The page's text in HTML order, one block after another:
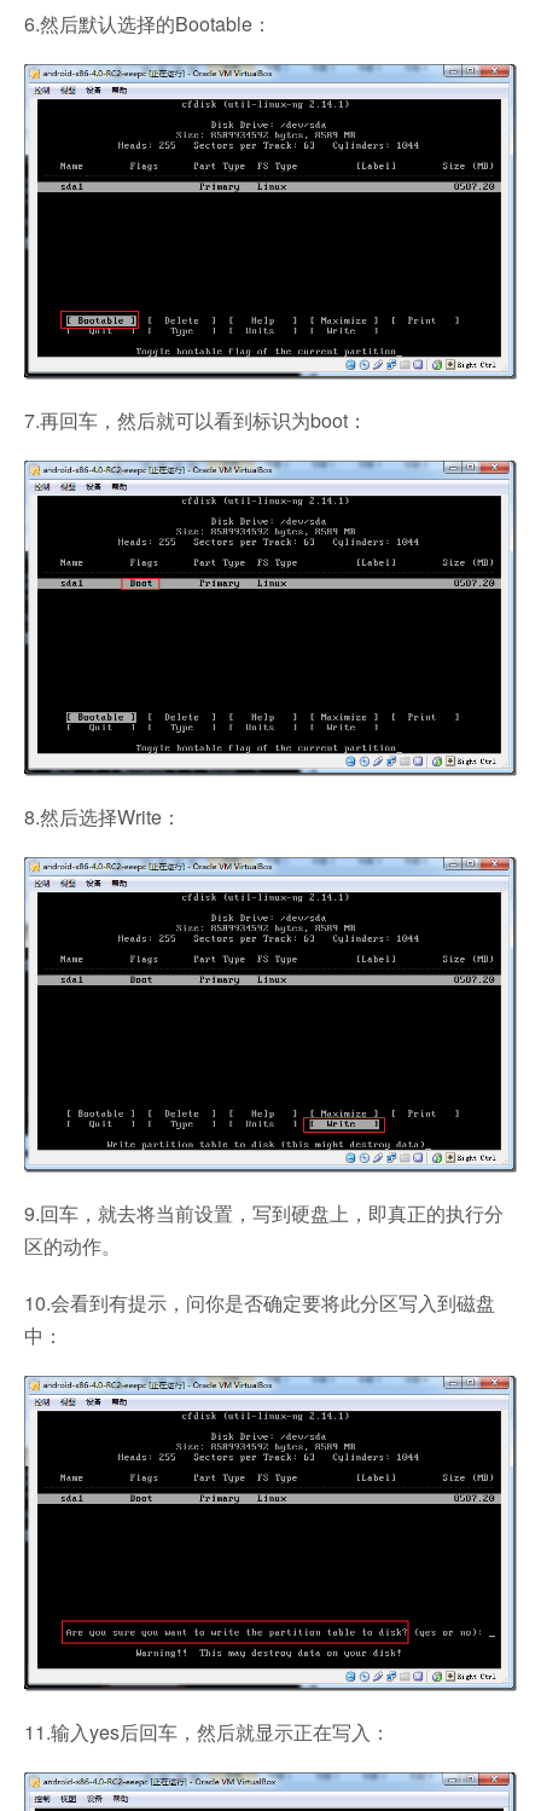
6.然后默认选择的Bootable：
7.再回车，然后就可以看到标识为boot：
8.然后选择Write：
9.回车，就去将当前设置，写到硬盘上，即真正的执行分
区的动作。
10.会看到有提示，问你是否确定要将此分区写入到磁盘
中：
11.输入yes后回车，然后就显示正在写入：